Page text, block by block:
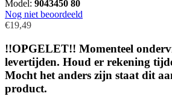
Model: 9043450 80
Nog niet beoordeeld
€19,49
!!OPGELET!! Momenteel
levertijden. Houd er rekening
Mocht het anders zijn staat dit
product.